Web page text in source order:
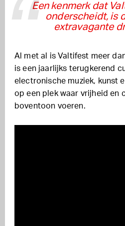
Een kenmerk dat
onderscheidt, is
extravagante
Al met al is Valtifest meer
is een jaarlijks terugkerend
electronische muziek, kunst
op een plek waar vrijheid en
boventoon voeren.